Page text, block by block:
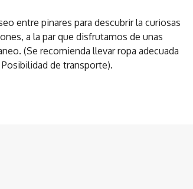
entre pinares para descubrir la curiosas
a la par que disfrutamos de unas
(Se recomienda llevar ropa adecuada
de transporte).